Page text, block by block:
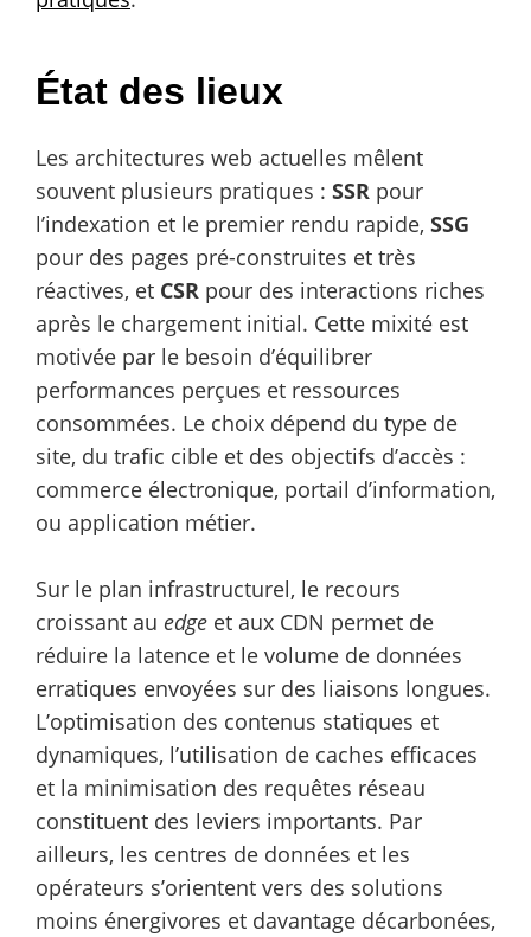
État des lieux
Les architectures web actuelles mêlent
souvent plusieurs pratiques : SSR pour
l’indexation et le premier rendu rapide, SSG
pour des pages pré-construites et très
réactives, et CSR pour des interactions riches
après le chargement initial. Cette mixité est
motivée par le besoin d’équilibrer
performances perçues et ressources
consommées. Le choix dépend du type de
site, du trafic cible et des objectifs d’accès :
commerce électronique, portail d’information,
ou application métier.
Sur le plan infrastructurel, le recours
croissant au edge et aux CDN permet de
réduire la latence et le volume de données
erratiques envoyées sur des liaisons longues.
L’optimisation des contenus statiques et
dynamiques, l’utilisation de caches efficaces
et la minimisation des requêtes réseau
constituent des leviers importants. Par
ailleurs, les centres de données et les
opérateurs s’orientent vers des solutions
moins énergivores et davantage décarbonées,